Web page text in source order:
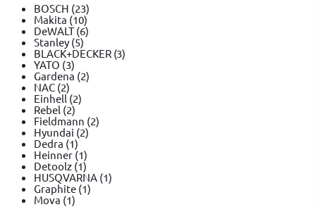
BOSCH (23)
Makita (10)
DeWALT(6)
Stanley (5)
BLACK+DECKER (3)
YATO (3)
Gardena (2)
NAC (2)
Einhell(2)
Rebel (2)
Fieldmann (2)
Hyundai (2)
Dedra (1)
Heinner(1)
Detoolz (1)
HUSQVARNA (1)
Graphite (1)
Mova (1)